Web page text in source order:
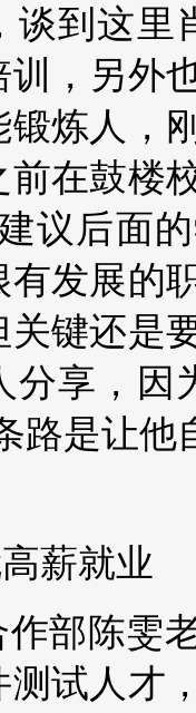
谈到这里
，另外
炼人，
在鼓楼
议后面
发展的
键还是
分享，因
路是让他
薪就业
部陈雯
试人才